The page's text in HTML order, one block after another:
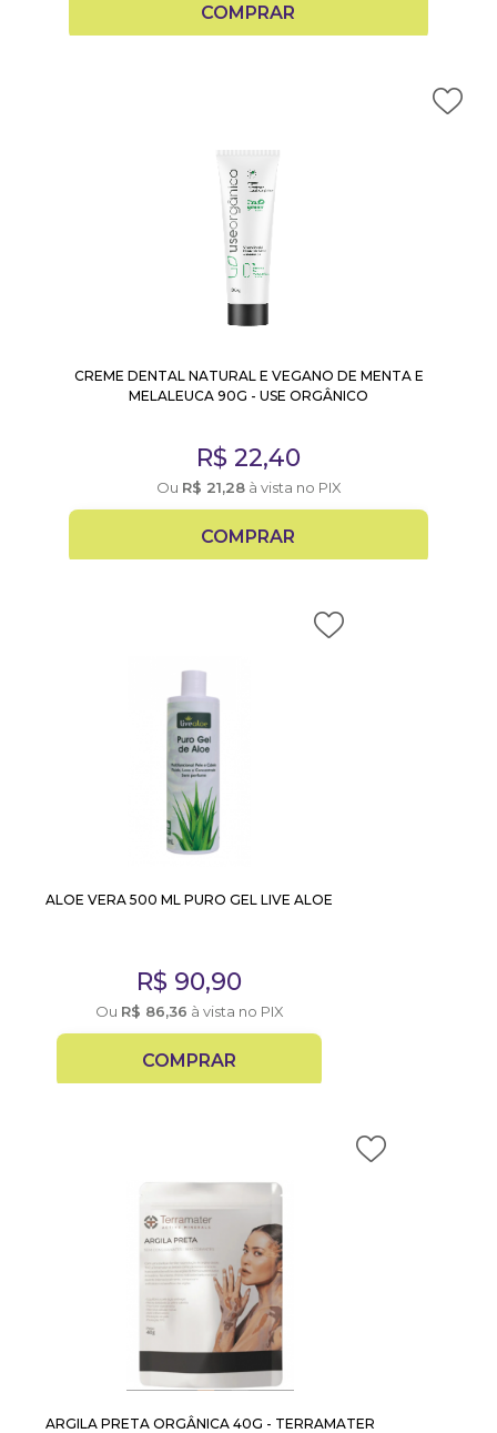
COMPRAR
CREME DENTAL NATURAL E VEGANO DE MENTA E
MELALEUCA 90G - USE ORGÂNICO
R$ 22,40
Ou R$ 21,28à vista no PIX
COMPRAR
ALOE VERA 500 ML PURO GEL LIVE ALOE
R$ 90,90
Ou R$ 86,36 à vista no PIX
COMPRAR
ARGILA PRETA ORGÂNICA 40G - TERRAMATER